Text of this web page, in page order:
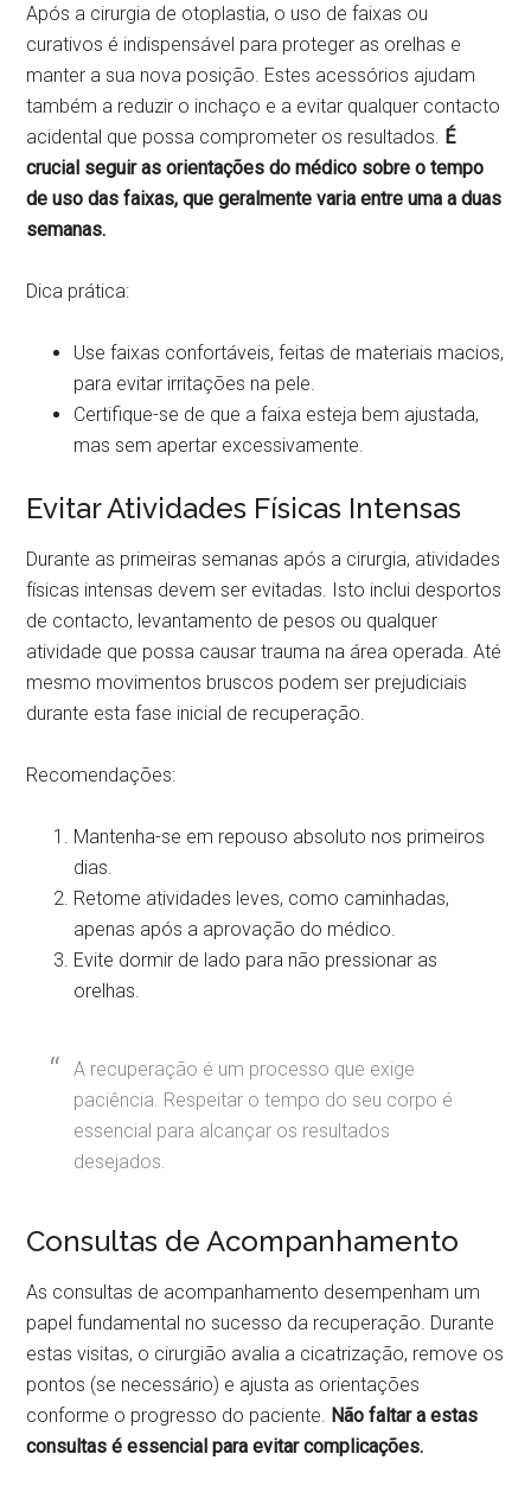
Após a cirurgia de otoplastia, o uso de faixas ou
curativos é indispensável para proteger as orelhas e
manter a sua nova posição. Estes acessórios ajudam
também a reduzir o inchaço e a evitar qualquer contacto
acidental que possa comprometer os resultados. É
crucial seguir as orientações do médico sobre o tempo
de uso das faixas, que geralmente varia entre uma a duas
semanas.
Dica prática:
Use faixas confortáveis, feitas de materiais macios,
para evitar irritações na pele.
Certifique-se de que a faixa esteja bem ajustada,
mas sem apertar excessivamente.
Evitar Atividades Físicas Intensas
Durante as primeiras semanas após a cirurgia, atividades
físicas intensas devem ser evitadas. Isto inclui desportos
de contacto, levantamento de pesos ou qualquer
atividade que possa causar trauma na área operada. Até
mesmo movimentos bruscos podem ser prejudiciais
durante esta fase inicial de recuperação.
Recomendações:
Mantenha-se em repouso absoluto nos primeiros
dias.
Retome atividades leves, como caminhadas,
apenas após a aprovação do médico.
Evite dormir de lado para não pressionar as
orelhas.
A recuperação é um processo que exige
paciência. Respeitar o tempo do seu corpo é
essencial para alcançar os resultados
desejados.
Consultas de Acompanhamento
As consultas de acompanhamento desempenham um
papel fundamental no sucesso da recuperação. Durante
estas visitas, o cirurgião avalia a cicatrização, remove os
pontos (se necessário) e ajusta as orientações
conforme o progresso do paciente. Não faltar a estas
consultas é essencial para evitar complicações.